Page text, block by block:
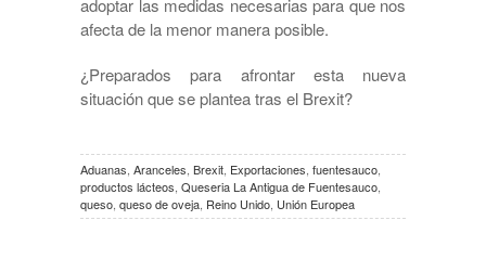
adoptar las medidas necesarias para que nos
afecta de la menor manera posible.
¿Preparados para afrontar esta nueva
situación que se plantea tras el Brexit?
Aduanas Aranceles Brexit Exportaciones fuentesauco
productos lácteos Queseria La Antigua de Fuentesauco
queso queso de oveja Reino Unido Unión Europea